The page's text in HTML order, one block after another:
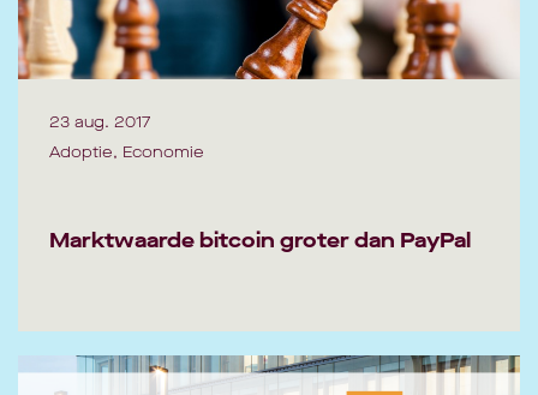
23 aug. 2017
Adoptie, Economie
Marktwaarde bitcoin groter dan PayPal